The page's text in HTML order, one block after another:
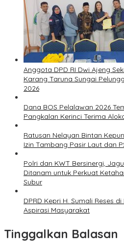
Anggota DPD RI Dwi Ajeng
Karang Taruna Sungai
2026
Dana BOS Pelalawan 2026
Pangkalan Kerinci Terima
Ratusan Nelayan Bintan
Izin Tambang Pasir Laut dan
Polri dan KWT Bersinergi,
Ditanam untuk Perkuat
Subur
DPRD Kepri H. Sumali Reses
Aspirasi Masyarakat
Tinggalkan Balasan